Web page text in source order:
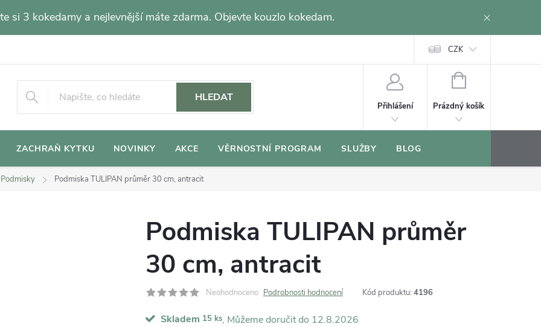
si 3 kokedamy a nejlevnější máte zdarma. Objevte kouzlo kokedam.
CZK
HLEDAT
Přihlášení
NÁKUPNÍ
Prázdný košík
ZACHRAŇ KYTKU NOVINKY AKCE VĚRNOSTNÍ PROGRAM SLUŽBY BLOG
Podmisky Podmiska TULIPAN průměr 30 cm, antracit
Podmiska TULIPAN průměr
30 cm, antracit
Neohodnoceno Podrobnosti hodnocení Kód produktu: 4196
Skladem 15 ks 12.8.2026